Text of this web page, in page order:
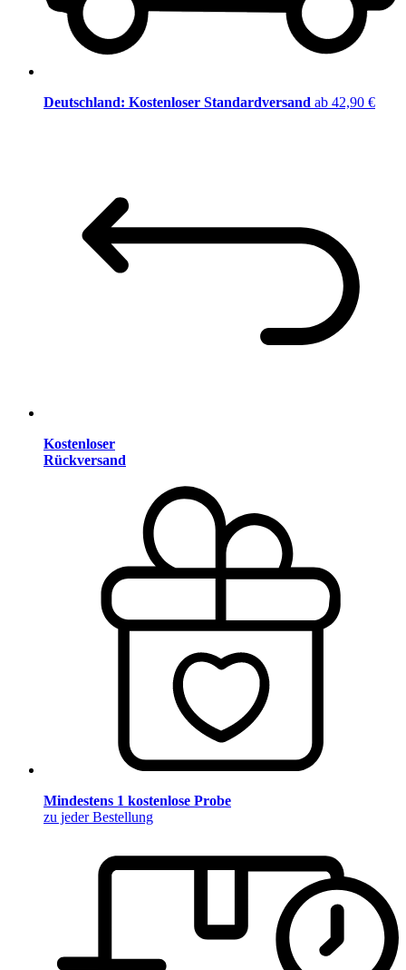
Deutschland: Kostenloser Standardversand ab 42,90 €
Kostenloser
Rückversand
Mindestens 1 kostenlose Probe
zu jeder Bestellung